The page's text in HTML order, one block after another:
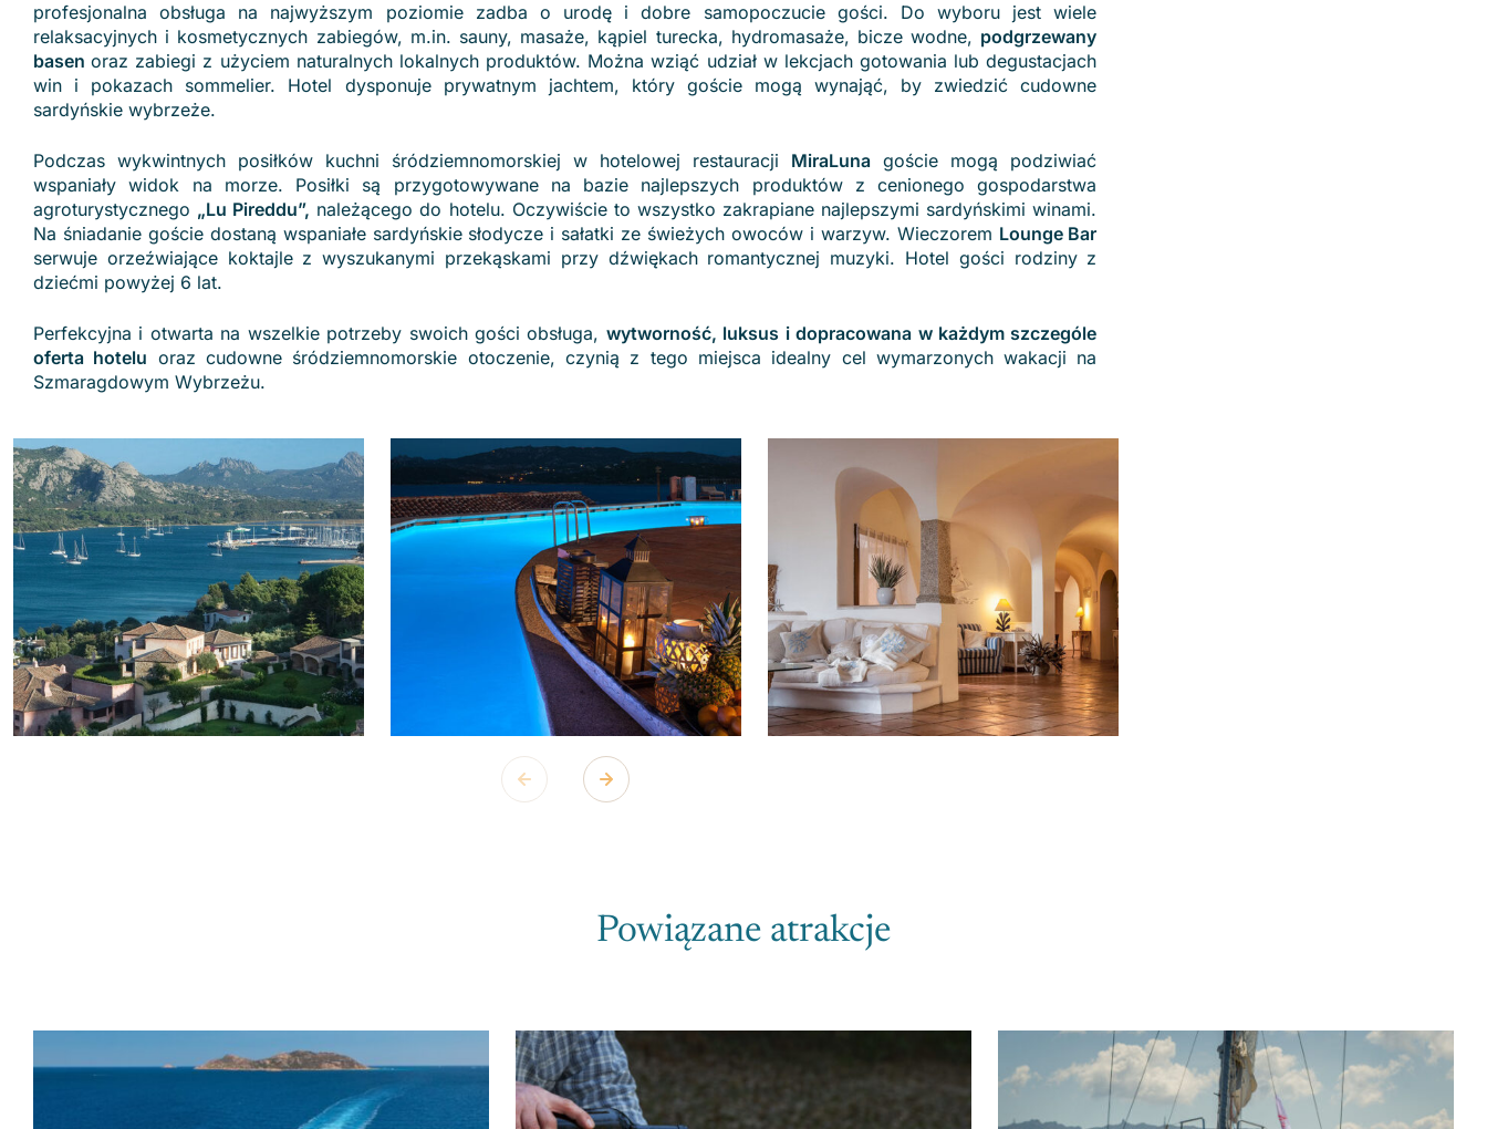
profesjonalna obsługa na najwyższym poziomie zadba o urodę i dobre samopoczucie gości. Do wyboru jest wiele
relaksacyjnych i kosmetycznych zabiegów, m.in. sauny, masaże, kąpiel turecka, hydromasaże, bicze wodne, podgrzewany
basenoraz zabiegi z użyciem naturalnych lokalnych produktów. Można wziąć udział w lekcjach gotowania lub degustacjach
win i pokazach sommelier. Hotel dysponuje prywatnym jachtem, który goście mogą wynająć, by zwiedzić cudowne
sardyńskie wybrzeże.
Podczas wykwintnych posiłków kuchni śródziemnomorskiej w hotelowej restauracji MiraLuna goście mogą podziwiać
wspaniały widok na morze. Posiłki są przygotowywane na bazie najlepszych produktów z cenionego gospodarstwa
agroturystycznego „Lu Pireddu”, należącego do hotelu. Oczywiście to wszystko zakrapiane najlepszymi sardyńskimi winami.
Na śniadanie goście dostaną wspaniałe sardyńskie słodycze i sałatki ze świeżych owoców i warzyw. Wieczorem Lounge Bar
serwuje orzeźwiające koktajle z wyszukanymi przekąskami przy dźwiękach romantycznej muzyki. Hotel gości rodziny z
dziećmi powyżej 6 lat.
Perfekcyjna i otwarta na wszelkie potrzeby swoich gości obsługa, wytworność, luksus i dopracowana w każdym szczególe
oferta hotelu oraz cudowne śródziemnomorskie otoczenie, czynią z tego miejsca idealny cel wymarzonych wakacji na
Szmaragdowym Wybrzeżu.
Powiązane atrakcje